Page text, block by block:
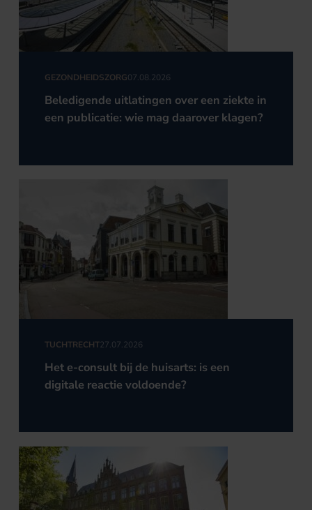
GEZONDHEIDSZORG07.08.2026
Beledigende uitlatingen over een ziekte in
een publicatie: wie mag daarover klagen?
TUCHTRECHT27.07.2026
Het e-consult bij de huisarts: is een
digitale reactie voldoende?